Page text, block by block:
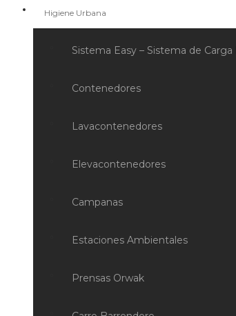
Higiene Urbana
Sistema Easy – Sistema de Carga
Contenedores
Lavacontenedores
Elevacontenedores
Campanas
Estaciones Ambientales
Prensas Orwak